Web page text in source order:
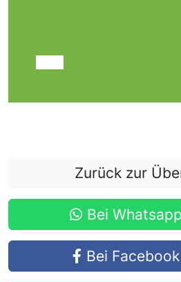
Zurück zur
Bei
Bei